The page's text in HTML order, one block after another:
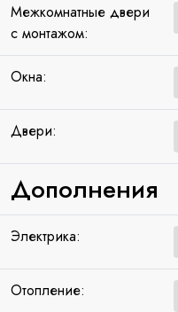
Межкомнатные двери
с монтажом:
Окна:
Двери:
Дополнения
Электрика:
Отопление: